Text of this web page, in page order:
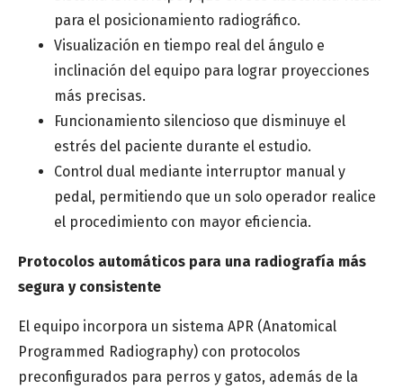
Mensaje
para el posicionamiento radiográfico.
Visualización en tiempo real del ángulo e
inclinación del equipo para lograr proyecciones
más precisas.
Funcionamiento silencioso que disminuye el
estrés del paciente durante el estudio.
Control dual mediante interruptor manual y
pedal, permitiendo que un solo operador realice
el procedimiento con mayor eficiencia.
Protocolos automáticos para una radiografía más
segura y consistente
El equipo incorpora un sistema APR (Anatomical
Programmed Radiography) con protocolos
preconfigurados para perros y gatos, además de la